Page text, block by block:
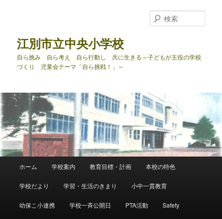
移
動
動
江別市立中央小学校
自ら挑み 自ら考え 自ら行動し 共に生きる～子どもが主役の学校
づくり 児童会テーマ「自ら挑戦！」～
索
ホーム 学校案内 教育目標・計画 本校の特色
学校だより 学習・生活のきまり 小中一貫教育
幼保こ小連携 学校一斉公開日 PTA活動 Safety